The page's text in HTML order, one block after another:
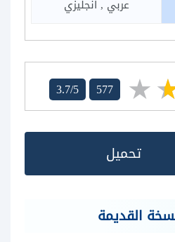
عربي , انجليزي
3.7/5 577
تحميل
القديمة